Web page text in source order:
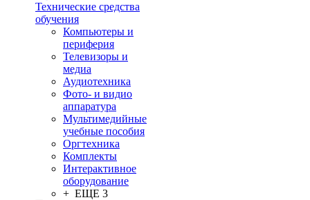
Технические средства
обучения
Компьютеры и
периферия
Телевизоры и
медиа
Аудиотехника
Фото- и видио
аппаратура
Мультимедийные
учебные пособия
Оргтехника
Комплекты
Интерактивное
оборудование
+ ЕЩЕ 3